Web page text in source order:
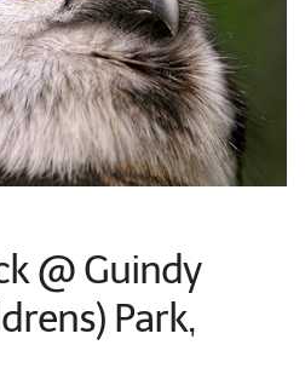
@ Guindy
Park,